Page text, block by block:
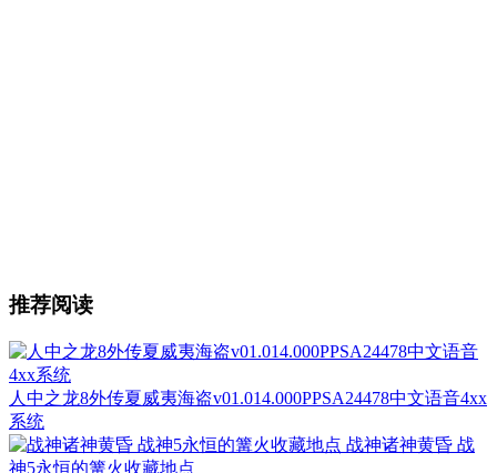
推荐阅读
人中之龙8外传夏威夷海盗v01.014.000PPSA24478中文语音4xx
系统
战神诸神黄昏 战
神5永恒的篝火收藏地点